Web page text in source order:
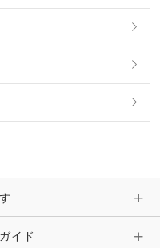
ップ
イド